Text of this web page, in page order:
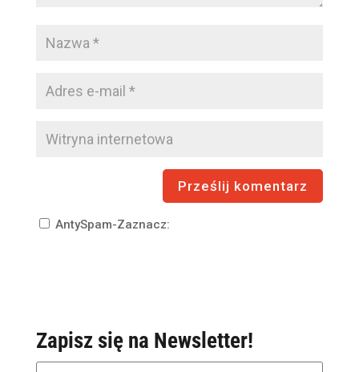
AntySpam-Zaznacz:
Zapisz się na Newsletter!